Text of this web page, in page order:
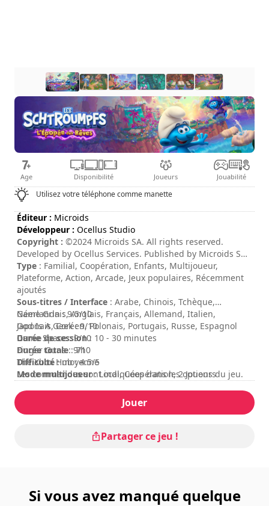
Age Disponibilité Joueurs Jouabilité
Utilisez votre téléphone comme manette
Éditeur : Microids
Développeur : Ocellus Studio
Copyright : ©2024 Microids SA. All rights reserved.
Developed by Ocellus Services. Published by Microids SA.
All rights reserved. Peyo – 2024 – Licensed through
I.M.P.S. (Brussels)
Type : Familial, Coopération, Enfants, Multijoueur,
Plateforme, Action, Arcade, Jeux populaires, Récemment
ajoutés
Sous-titres / Interface : Arabe, Chinois, Tchèque,
Néerlandais, Anglais, Français, Allemand, Italien,
Japonais, Coréen, Polonais, Portugais, Russe, Espagnol
Durée de session: 10 - 30 minutes
Durée totale: 7h
Difficulté: moyenne
Mode multijoueur: Local, Coopération, 2 Joueurs
Game Grin : 9.5/10
God Is A Geek : 9/10
Game Space : 9/10
Finger Guns : 9/10
The Xbox Hub : 4.5/5
Les commandes sont indiquées dans les options du jeu.
Jouer
Partager ce jeu !
Si vous avez manqué quelque